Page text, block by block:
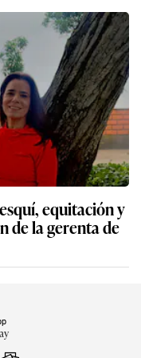
equitación y
de la gerenta de